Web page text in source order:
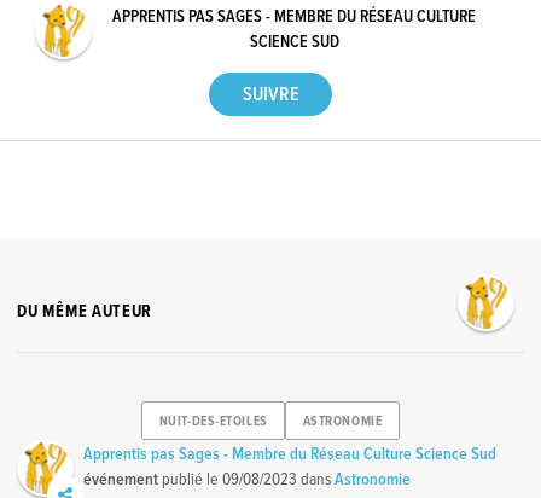
APPRENTIS PAS SAGES - MEMBRE DU RÉSEAU CULTURE
SCIENCE SUD
DU MÊME AUTEUR
NUIT-DES-ETOILES ASTRONOMIE
Apprentis pas Sages - Membre du Réseau Culture Science Sud
événement publié le09/08/2023 dansAstronomie